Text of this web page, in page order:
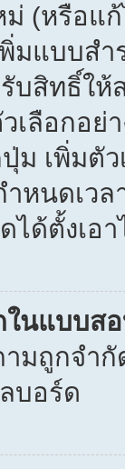
(หรือแ
มแบบส
บสิทธิ์ให้
เลือกอย่
เพิ่มตั
หนดเว
ได้ตั้งเอา
ในแบบส
มถูกจำ
บอร์ด